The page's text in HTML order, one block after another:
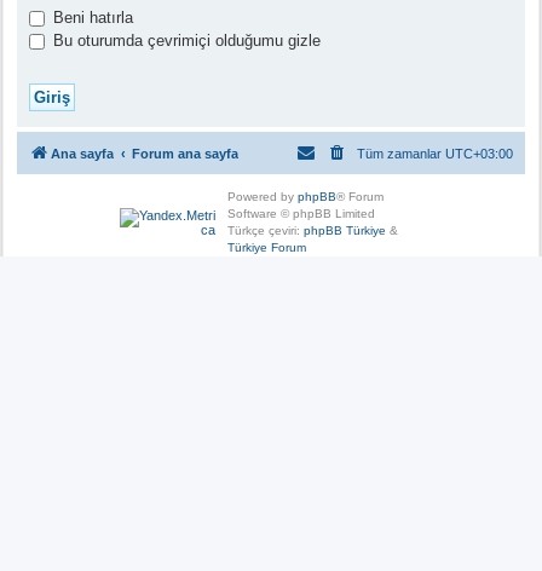
Beni hatırla
Bu oturumda çevrimiçi olduğumu gizle
Ana sayfa Forum ana sayfa Tüm zamanlar UTC+03:00
Powered by phpBB® Forum
Software © phpBB Limited
Türkçe çeviri: phpBB Türkiye &
Türkiye Forum